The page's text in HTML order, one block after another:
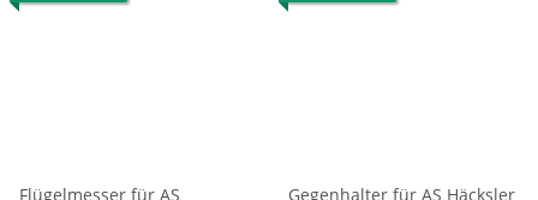
Flügelmesser für AS
Gegenhalter für AS Häcksler